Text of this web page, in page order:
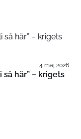
4 maj 2026
här” – krigets